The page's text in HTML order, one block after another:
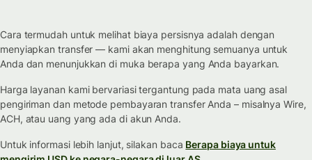
Cara termudah untuk melihat biaya persisnya adalah dengan
menyiapkan transfer — kami akan menghitung semuanya untuk
Anda dan menunjukkan di muka berapa yang Anda bayarkan.
Harga layanan kami bervariasi tergantung pada mata uang asal
pengiriman dan metode pembayaran transfer Anda – misalnya Wire,
ACH, atau uang yang ada di akun Anda.
Untuk informasi lebih lanjut, silakan baca Berapa biaya untuk